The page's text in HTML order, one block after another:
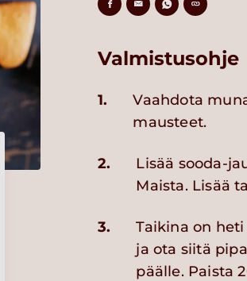
Valmistusohje
1.
Vaahdota
mausteet.
2.
Lisää sooda-
Maista. Lisää
3.
Taikina on
ja ota siitä
päälle. Paista